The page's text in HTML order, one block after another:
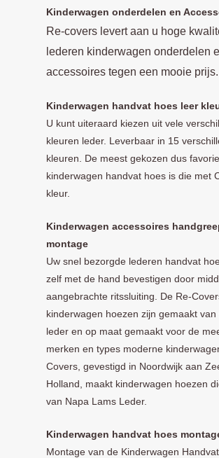
Kinderwagen onderdelen en
Re-covers levert aan u hoge
lederen kinderwagen onderdelen
accessoires tegen een mooie prijs.
Kinderwagen handvat hoes leer
U kunt uiteraard kiezen uit vele
kleuren leder. Leverbaar in 15
kleuren. De meest gekozen dus
kinderwagen handvat hoes is die met
kleur.
Kinderwagen accessoires
montage
Uw snel bezorgde lederen handvat
zelf met de hand bevestigen door
aangebrachte ritssluiting. De Re-
kinderwagen hoezen zijn gemaakt van
leder en op maat gemaakt voor de
merken en types moderne
Covers, gevestigd in Noordwijk aan
Holland, maakt kinderwagen hoezen
van Napa Lams Leder.
Kinderwagen handvat hoes
Montage van de Kinderwagen